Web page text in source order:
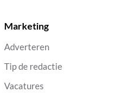
Marketing
Adverteren
Tip de redactie
Vacatures